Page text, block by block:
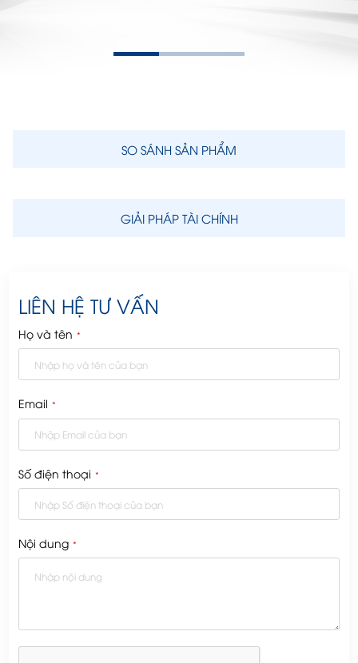
SO SÁNH SẢN PHẨM
GIẢI PHÁP TÀI CHÍNH
LIÊN HỆ TƯ VẤN
Họ và tên *
Email *
Số điện thoại *
Nội dung *